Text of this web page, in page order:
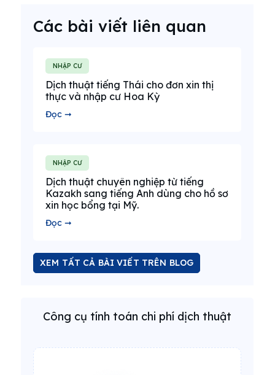
Các bài viết liên quan
NHẬP CƯ
Dịch thuật tiếng Thái cho đơn xin thị
thực và nhập cư Hoa Kỳ
Đọc ➞
NHẬP CƯ
Dịch thuật chuyên nghiệp từ tiếng
Kazakh sang tiếng Anh dùng cho hồ sơ
xin học bổng tại Mỹ.
Đọc ➞
XEM TẤT CẢ BÀI VIẾT TRÊN BLOG
Công cụ tính toán chi phí dịch thuật